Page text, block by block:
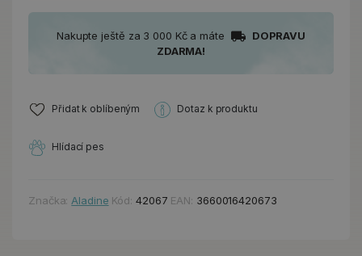
Nakupte ještě za 3 000 Kč a máte
DOPRAVU
ZDARMA!
Přidat k oblíbeným Dotaz k produktu
Hlídací pes
Značka: Aladine Kód: 42067 EAN: 3660016420673